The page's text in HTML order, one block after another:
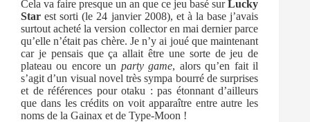
Cela va faire presque un an que ce jeu basé surLucky
Star est sorti (le 24 janvier 2008), et à la base j’avais
surtout acheté la version collector en mai dernier parce
qu’elle n’était pas chère. Je n’y ai joué que maintenant
car je pensais que ça allait être une sorte de jeu de
plateau ou encore un party game, alors qu’en fait il
s’agit d’un visual novel très sympa bourré de surprises
et de références pour otaku : pas étonnant d’ailleurs
que dans les crédits on voit apparaître entre autre les
noms de la Gainax et de Type-Moon !